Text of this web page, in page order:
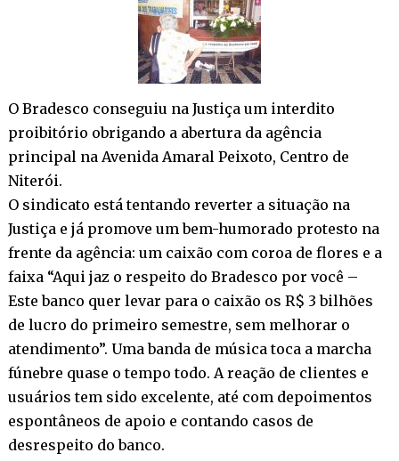
O Bradesco conseguiu na Justiça um interdito
proibitório obrigando a abertura da agência
principal na Avenida Amaral Peixoto, Centro de
Niterói.
O sindicato está tentando reverter a situação na
Justiça e já promove um bem-humorado protesto na
frente da agência: um caixão com coroa de flores e a
faixa “Aqui jaz o respeito do Bradesco por você –
Este banco quer levar para o caixão os R$ 3 bilhões
de lucro do primeiro semestre, sem melhorar o
atendimento”. Uma banda de música toca a marcha
fúnebre quase o tempo todo. A reação de clientes e
usuários tem sido excelente, até com depoimentos
espontâneos de apoio e contando casos de
desrespeito do banco.